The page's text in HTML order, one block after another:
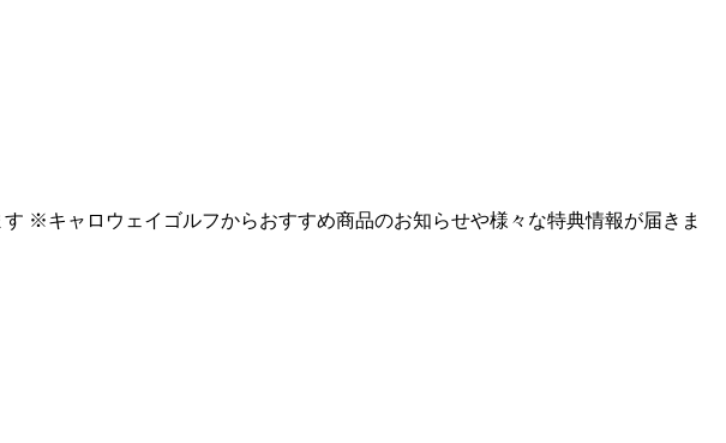
※キャロウェイゴルフからおすすめ商品のお知らせや様々な特典情報が届きま